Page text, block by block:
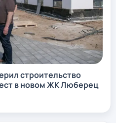
строительство
в новом ЖК Люберец